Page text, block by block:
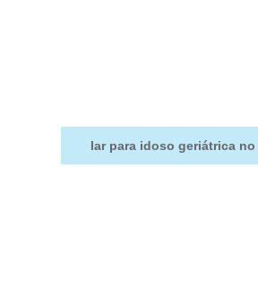
lar para idoso geriátrica